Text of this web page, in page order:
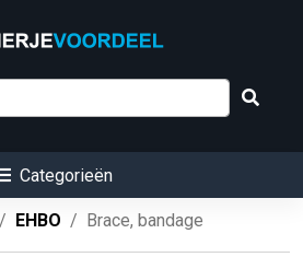
Categorieën
EHBO Brace, bandage